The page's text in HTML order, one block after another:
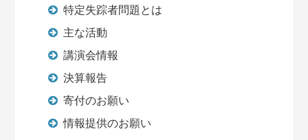
特定失踪者問題とは
主な活動
講演会情報
決算報告
寄付のお願い
情報提供のお願い